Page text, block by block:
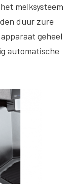
melksysteem
duur zure
geheel
automatische